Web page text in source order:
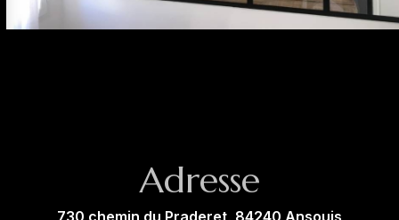
Adresse